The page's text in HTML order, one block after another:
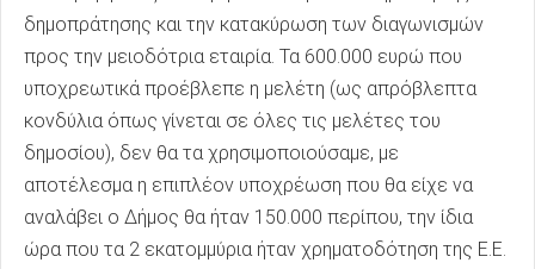
δημοπράτησης και την κατακύρωση των διαγωνισμών
προς την μειοδότρια εταιρία. Τα 600.000 ευρώ που
υποχρεωτικά προέβλεπε η μελέτη (ως απρόβλεπτα
κονδύλια όπως γίνεται σε όλες τις μελέτες του
δημοσίου), δεν θα τα χρησιμοποιούσαμε, με
αποτέλεσμα η επιπλέον υποχρέωση που θα είχε να
αναλάβει ο Δήμος θα ήταν 150.000 περίπου, την ίδια
ώρα που τα 2 εκατομμύρια ήταν χρηματοδότηση της Ε.Ε.